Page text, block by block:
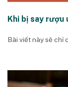
Khi bị say rượu
Bài viết này sẽ chỉ